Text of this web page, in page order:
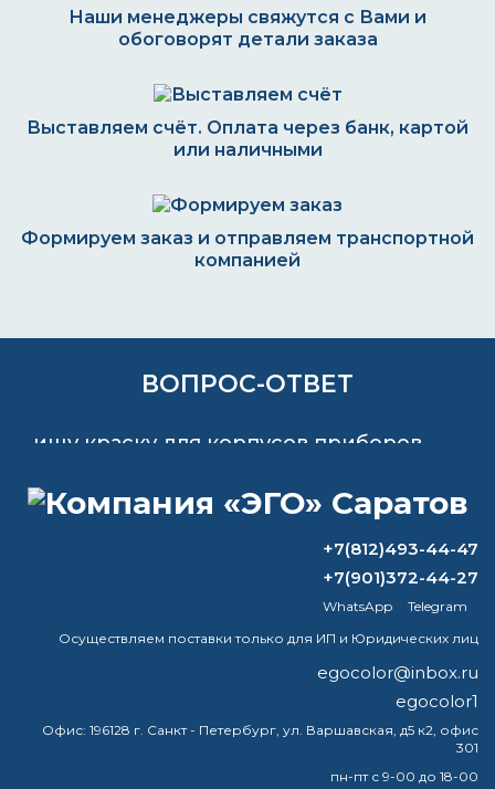
Наши менеджеры свяжутся с Вами и
обоговорят детали заказа
Выставляем счёт. Оплата через банк, картой
или наличными
Формируем заказ и отправляем транспортной
компанией
ВОПРОС-ОТВЕТ
ищу краску для корпусов приборов
Д16т,сфера применения шахта.то есть
нужна влаго и химстойкость,цвет
серый,светло-серый,по площади
покраски суммарной 8-10м кв.
Цены на продукцию ЭКОПИГМЕНТ и
аналоги
Чем обработать цинк перед
+7(812)493-44-47
+7(901)372-44-27
WhatsApp
Telegram
Осуществляем поставки только для ИП и Юридических лиц
egocolor@inbox.ru
egocolor1
Офис: 196128 г. Санкт - Петербург, ул. Варшавская, д5 к2, офис
301
пн-пт с 9-00 до 18-00